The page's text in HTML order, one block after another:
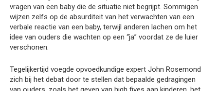
vragen van een baby die de situatie niet begrijpt. Sommigen
wijzen zelfs op de absurditeit van het verwachten van een
verbale reactie van een baby, terwijl anderen lachen om het
idee van ouders die wachten op een “ja” voordat ze de luier
verschonen.
Tegelijkertijd voegde opvoedkundige expert John Rosemond
zich bij het debat door te stellen dat bepaalde gedragingen